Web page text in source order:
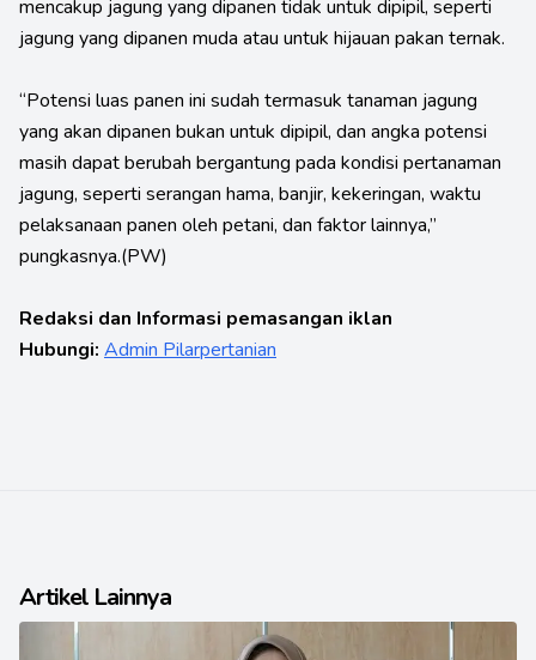
mencakup jagung yang dipanen tidak untuk dipipil, seperti
jagung yang dipanen muda atau untuk hijauan pakan ternak.
“Potensi luas panen ini sudah termasuk tanaman jagung
yang akan dipanen bukan untuk dipipil, dan angka potensi
masih dapat berubah bergantung pada kondisi pertanaman
jagung, seperti serangan hama, banjir, kekeringan, waktu
pelaksanaan panen oleh petani, dan faktor lainnya,”
pungkasnya.(PW)
Redaksi dan Informasi pemasangan iklan
Hubungi: Admin Pilarpertanian
Artikel Lainnya